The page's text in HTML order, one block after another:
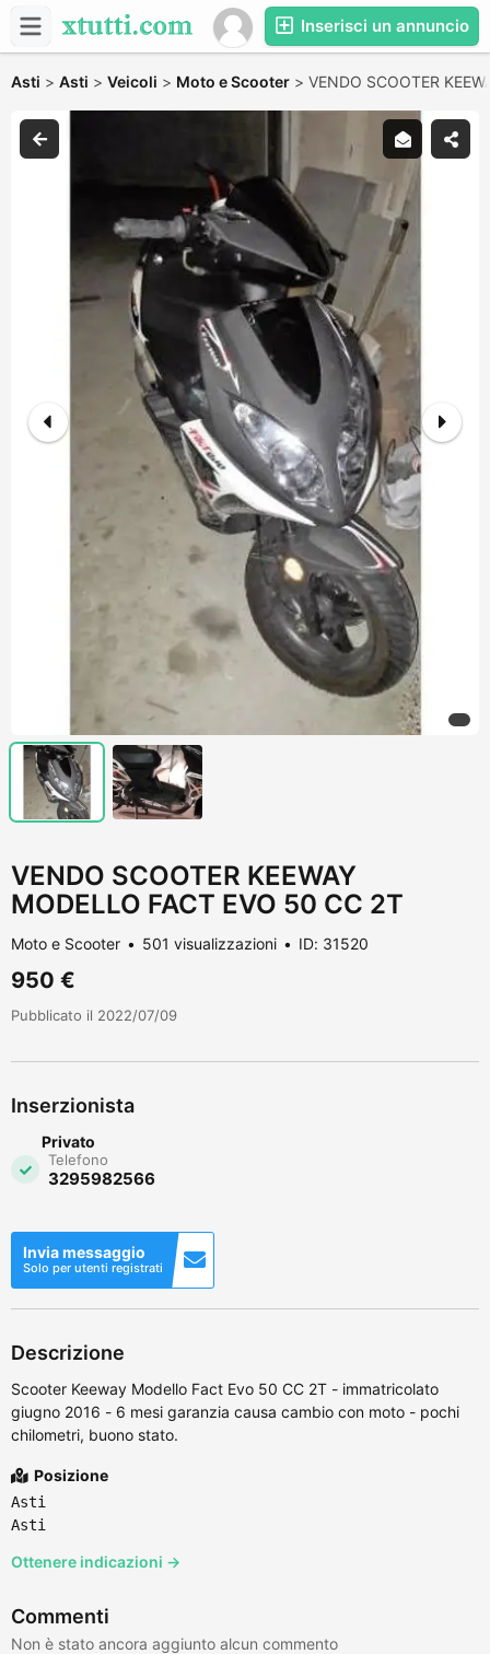
Inserisci un annuncio
Asti > Asti > Veicoli > Moto e Scooter > VENDO SCOOTER
VENDO SCOOTER KEEWAY
MODELLO FACT EVO 50 CC 2T
Moto e Scooter 501 visualizzazioni ID: 31520
950 €
Pubblicato il 2022/07/09
Inserzionista
Privato
Telefono
3295982566
Invia messaggio
Solo per utenti registrati
Descrizione
Scooter Keeway Modello Fact Evo 50 CC 2T - immatricolato
giugno 2016 - 6 mesi garanzia causa cambio con moto - pochi
chilometri, buono stato.
Posizione
Asti
Asti
Ottenere indicazioni →
Commenti
Non è stato ancora aggiunto alcun commento